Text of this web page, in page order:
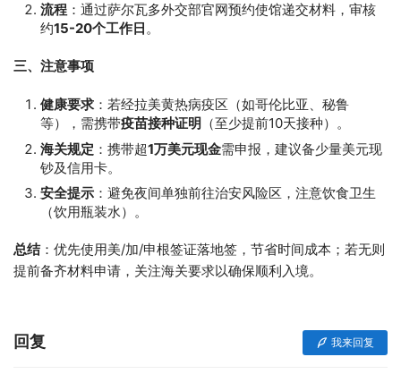
流程 ：通过萨尔瓦多外交部官网预约使馆递交材料，审核
约15-20个工作日。
三、注意事项
健康要求 ：若经拉美黄热病疫区（如哥伦比亚、秘鲁
等），需携带疫苗接种证明 （至少提前10天接种）。
海关规定 ：携带超1万美元现金需申报，建议备少量美元现
钞及信用卡。
安全提示 ：避免夜间单独前往治安风险区，注意饮食卫生
（饮用瓶装水）。
总结：优先使用美/加/申根签证落地签，节省时间成本；若无则
提前备齐材料申请，关注海关要求以确保顺利入境。
回复 我来回复